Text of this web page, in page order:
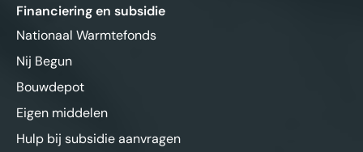
Financiering en subsidie
Nationaal Warmtefonds
Nij Begun
Bouwdepot
Eigen middelen
Hulp bij subsidie aanvragen